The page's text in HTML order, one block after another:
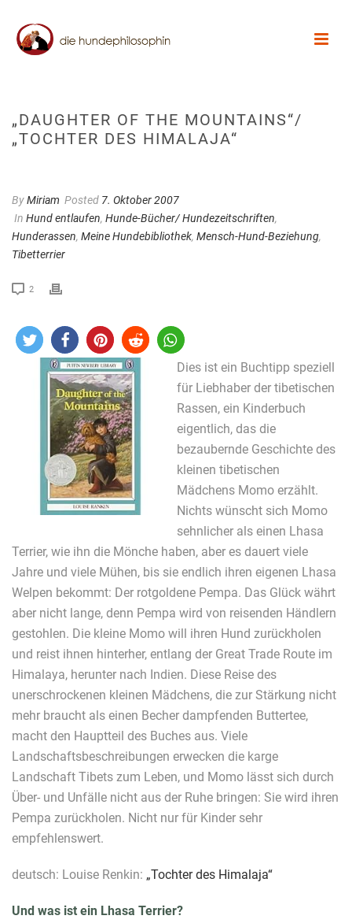
„DAUGHTER OF THE MOUNTAINS“/
„TOCHTER DES HIMALAJA“
ByMiriam Posted 7. Oktober 2007
In Hund entlaufen, Hunde-Bücher/ Hundezeitschriften,
Hunderassen, Meine Hundebibliothek, Mensch-Hund-Beziehung,
Tibetterrier
2
Dies ist ein Buchtipp speziell
für Liebhaber der tibetischen
Rassen, ein Kinderbuch
eigentlich, das die
bezaubernde Geschichte des
kleinen tibetischen
Mädchens Momo erzählt.
Nichts wünscht sich Momo
sehnlicher als einen Lhasa
Terrier, wie ihn die Mönche haben, aber es dauert viele
Jahre und viele Mühen, bis sie endlich ihren eigenen Lhasa
Welpen bekommt: Der rotgoldene Pempa. Das Glück währt
aber nicht lange, denn Pempa wird von reisenden Händlern
gestohlen. Die kleine Momo will ihren Hund zurückholen
und reist ihnen hinterher, entlang der Great Trade Route im
Himalaya, herunter nach Indien. Diese Reise des
unerschrockenen kleinen Mädchens, die zur Stärkung nicht
mehr braucht als einen Becher dampfenden Buttertee,
macht den Hauptteil des Buches aus. Viele
Landschaftsbeschreibungen erwecken die karge
Landschaft Tibets zum Leben, und Momo lässt sich durch
Über- und Unfälle nicht aus der Ruhe bringen: Sie wird ihren
Pempa zurückholen. Nicht nur für Kinder sehr
empfehlenswert.
deutsch: Louise Renkin: „Tochter des Himalaja“
Und was ist ein Lhasa Terrier?